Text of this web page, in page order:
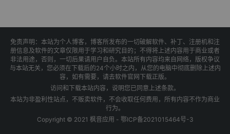
免责声明：本站为个人博客，博客所发布的一切破解软件、补丁、注册机和注
册信息及软件的文章仅限用于学习和研究目的；不得将上述内容用于商业或者
非法用途，否则，一切后果请用户自负。本站所有内容均来自网络，版权争议
与本站无关，您必须在下载后的24个小时之内，从您的电脑中彻底删除上述内
容，如有需要，请去软件官网下载正版。
访问和下载本站内容，说明您已同意上述条款。
本站为非盈利性站点，不贩卖软件，不会收取任何费用，所有内容不作为商业
行为。
Copyright © 2021 枫音应用 - 鄂ICP备2021015464号-3